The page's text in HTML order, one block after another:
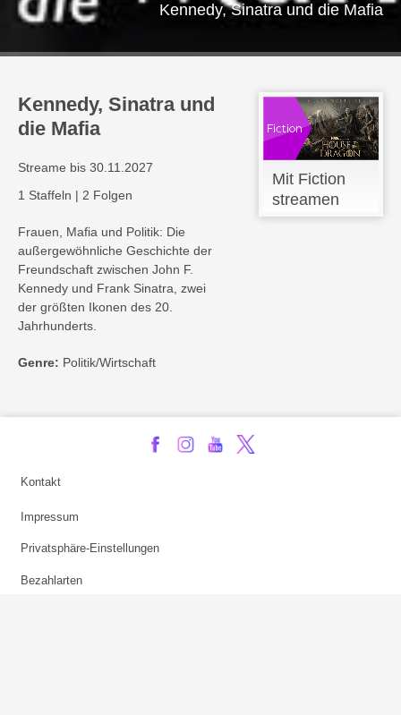
Kennedy, Sinatra und die Mafia
Kennedy, Sinatra und
die Mafia
Streame bis 30.11.2027
1 Staffeln | 2 Folgen
Frauen, Mafia und Politik: Die
außergewöhnliche Geschichte der
Freundschaft zwischen John F.
Kennedy und Frank Sinatra, zwei
der größten Ikonen des 20.
Jahrhunderts.
Genre: Politik/Wirtschaft
Mit Fiction
streamen
Kontakt
Impressum
Privatsphäre-Einstellungen
Bezahlarten